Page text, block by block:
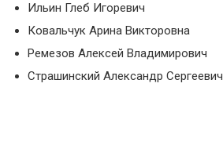
Ильин Глеб Игоревич
Ковальчук Арина Викторовна
Ремезов Алексей Владимирович
Страшинский Александр Сергеевич